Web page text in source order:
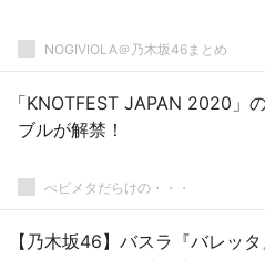
NOGIVIOLA＠乃木坂46まとめ
「KNOTFEST JAPAN 2020」
ブルが解禁！
べビメタだらけの・・・
【乃木坂46】バスラ『バレッ